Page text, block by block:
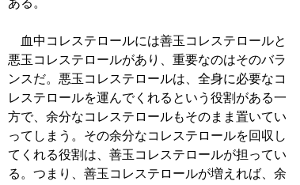
ある。
血中コレステロールには善玉コレステロールと
悪玉コレステロールがあり、重要なのはそのバラ
ンスだ。悪玉コレステロールは、全身に必要なコ
レステロールを運んでくれるという役割がある一
方で、余分なコレステロールもそのまま置いてい
ってしまう。その余分なコレステロールを回収し
てくれる役割は、善玉コレステロールが担ってい
る。つまり、善玉コレステロールが増えれば、余